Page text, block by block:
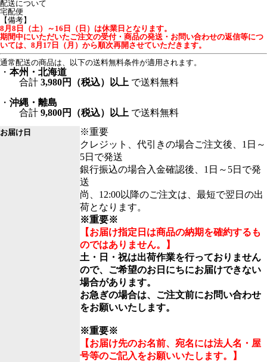
配送について
宅配便
【備考】
8月8日（土）～16日（日）は休業日となります。
期間中にいただいたご注文の受付・商品の発送・お問い合わせの返信等につ
いては、8月17日（月）から順次再開させていただきます。
通常配送の商品は、以下の送料無料条件が適用されます。
・ 本州・北海道
合計 3,980円（税込）以上 で送料無料
・ 沖縄・離島
合計 9,800円（税込）以上 で送料無料
お届け日
※重要
クレジット、代引きの場合ご注文後、1日～
5日で発送
銀行振込の場合入金確認後、1日～5日で発
送
尚、12:00以降のご注文は、最短で翌日の出
荷となります。
※重要※
【お届け指定日は商品の納期を確約するも
のではありません。】
土・日・祝は出荷作業を行っておりません
ので、ご希望のお日にちにお届けできない
場合があります。
お急ぎの場合は、ご注文前にお問い合わせ
をお願いいたします。
※重要※
【お届け先のお名前、宛名には法人名・屋
号等のご記入をお願いいたします。】